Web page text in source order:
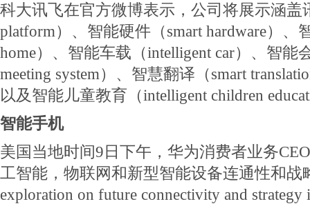
科大讯飞在官方微博表示，公司将展示涵盖
platform）、智能硬件（smart hardware）、
home）、智能车载（intelligent car）、智能
meeting system）、智慧翻译（smart
以及智能儿童教育（intelligent children
智能手机
美国当地时间9日下午，华为消费者业务
工智能，物联网和新型智能设备连通性和战
exploration on future connectivity and